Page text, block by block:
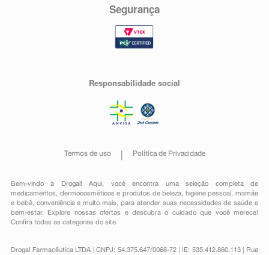
Segurança
Responsabilidade social
Termos de uso Política de Privacidade
Bem-vindo à Drogal! Aqui, você encontra uma seleção completa de
medicamentos , dermocosméticos e produtos de beleza, higiene pessoal ,mamãe
e bebê, conveniênciae muito mais, para atender suas necessidades de saúde e
bem-estar. Explore nossas ofertas e descubra o cuidado que você merece!
Confira todas as categorias do site.
Drogal Farmacêutica LTDA | CNPJ: 54.375.647/0066-72 | IE: 535.412.860.113 | Rua